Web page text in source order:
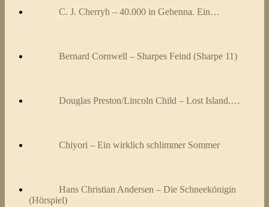
C. J. Cherryh – 40.000 in Gehenna. Ein…
Bernard Cornwell – Sharpes Feind (Sharpe 11)
Douglas Preston/Lincoln Child – Lost Island.…
Chiyori – Ein wirklich schlimmer Sommer
Hans Christian Andersen – Die Schneekönigin
(Hörspiel)